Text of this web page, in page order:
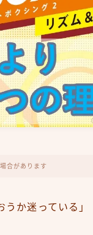
合があります
か迷っている」